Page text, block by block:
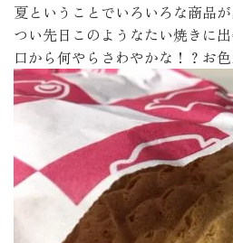
夏ということでいろいろな商品が
つい先日このようなたい焼きに出
口から何やらさわやかな！？お色